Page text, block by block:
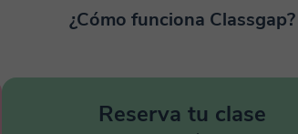
¿Cómo funciona Classgap?
Reserva tu clase